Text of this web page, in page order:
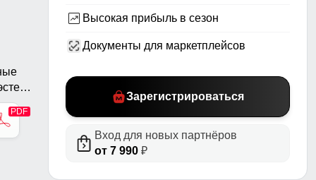
Высокая прибыль в сезон
Документы для маркетплейсов
Зарегистрироваться
Вход для новых партнёров
от 7 990 ₽